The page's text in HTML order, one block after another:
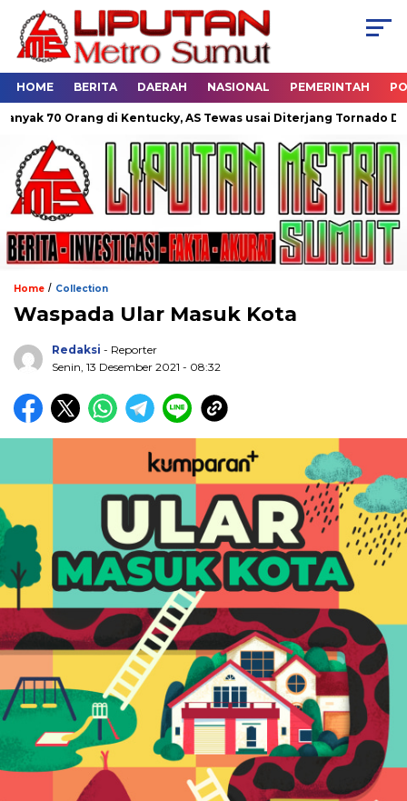
HOME BERITA DAERAH NASIONAL PEMERINTAH
70 Orang di Kentucky, AS Tewas usai Diterjang Tornado Dahsyat
Home / Collection
Waspada Ular Masuk Kota
Redaksi - Reporter
Senin, 13 Desember 2021 - 08:32